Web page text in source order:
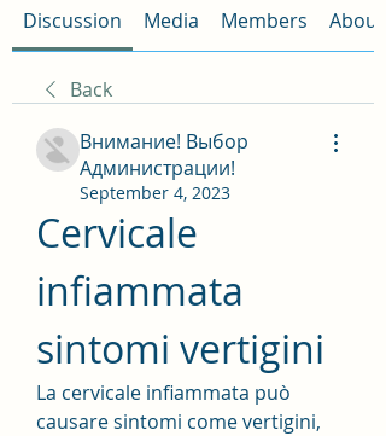
Discussion Media Members About
Back
Внимание! Выбор
Администрации!
September 4, 2023
Cervicale
infiammata
sintomi vertigini
La cervicale infiammata può
causare sintomi come vertigini,